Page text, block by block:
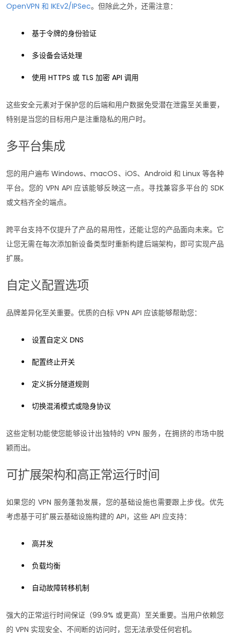
OpenVPN 和 IKEv2/IPSec。但除此之外，还需注意：
基于令牌的身份验证
多设备会话处理
使用 HTTPS 或 TLS 加密 API 调用
这些安全元素对于保护您的后端和用户数据免受潜在泄露至关重要，
特别是当您的目标用户是注重隐私的用户时。
多平台集成
您的用户遍布 Windows、macOS、iOS、Android 和 Linux 等各种
平台。您的 VPN API 应该能够反映这一点。寻找兼容多平台的 SDK
或文档齐全的端点。
跨平台支持不仅提升了产品的易用性，还能让您的产品面向未来。它
让您无需在每次添加新设备类型时重新构建后端架构，即可实现产品
扩展。
自定义配置选项
品牌差异化至关重要。优质的白标 VPN API 应该能够帮助您：
设置自定义 DNS
配置终止开关
定义拆分隧道规则
切换混淆模式或隐身协议
这些定制功能使您能够设计出独特的 VPN 服务，在拥挤的市场中脱
颖而出。
可扩展架构和高正常运行时间
如果您的 VPN 服务蓬勃发展，您的基础设施也需要跟上步伐。优先
考虑基于可扩展云基础设施构建的 API，这些 API 应支持：
高并发
负载均衡
自动故障转移机制
强大的正常运行时间保证（99.9% 或更高）至关重要。当用户依赖您
的 VPN 实现安全、不间断的访问时，您无法承受任何宕机。